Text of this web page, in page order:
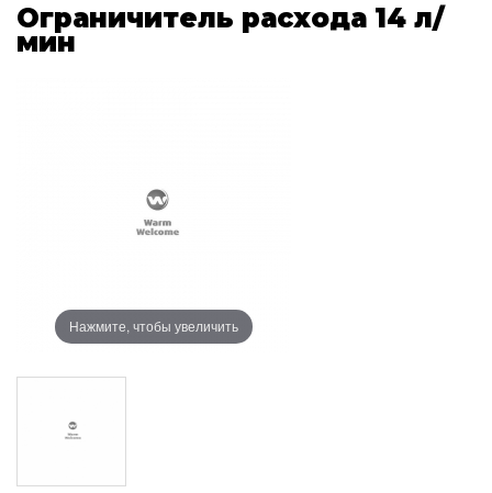
Ограничитель расхода 14 л/
мин
Нажмите, чтобы увеличить